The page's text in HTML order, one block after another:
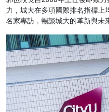
力，城大在多項國際排名指標上
名家專訪，暢談城大的革新與未